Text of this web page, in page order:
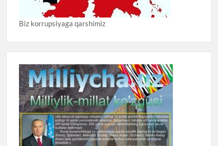
Biz korrupsiyaga qarshimiz